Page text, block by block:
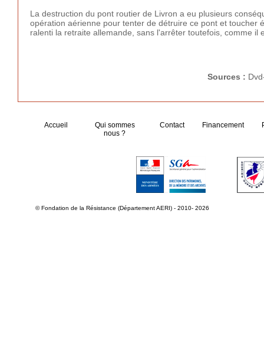
La destruction du pont routier de Livron a eu plusieurs
opération aérienne pour tenter de détruire ce pont et toucher
ralenti la retraite allemande, sans l'arrêter toutefois, comme il
Sources :
Accueil
Qui sommes
nous ?
Contact Financement
© Fondation de la Résistance (Département AERI) - 2010- 2026